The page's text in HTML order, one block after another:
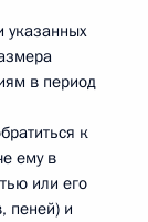
указанных
в период
к
ему в
или его
пеней) и